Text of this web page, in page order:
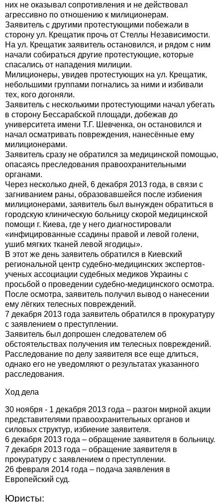
них не оказывал сопротивления и не действовал
агрессивно по отношению к милиционерам.
Заявитель с другими протестующими побежали в
сторону ул. Крещатик прочь от Стеллы Независимости.
На ул. Крещатик заявитель остановился, и рядом с ним
начали собираться другие протестующие, которые
спасались от нападения милиции.
Милиционеры, увидев протестующих на ул. Крещатик,
небольшими группами погнались за ними и избивали
тех, кого догоняли.
Заявитель с несколькими протестующими начал убегать
в сторону Бессарабской площади, добежав до
университета имени Т.Г. Шевченка, он остановился и
начал осматривать повреждения, нанесённые ему
милиционерами.
Заявитель сразу не обратился за медицинской помощью,
опасаясь преследования правоохранительными
органами.
Через несколько дней, 6 декабря 2013 года, в связи с
загниванием раны, образовавшейся после избиения
милиционерами, заявитель был вынужден обратиться в
городскую клиническую больницу скорой медицинской
помощи г. Киева, где у него диагностировали
«инфицированные ссадины правой и левой голени,
ушиб мягких тканей левой ягодицы».
В этот же день заявитель обратился в Киевский
региональной центр судебно-медицинских экспертов-
ученых ассоциации судебных медиков Украины с
просьбой о проведении судебно-медицинского осмотра.
После осмотра, заявитель получил вывод о нанесении
ему лёгких телесных повреждений.
7 декабря 2013 года заявитель обратился в прокуратуру
с заявлением о преступлении.
Заявитель был допрошен следователем об
обстоятельствах получения им телесных повреждений.
Расследование по делу заявителя все еще длиться,
однако его не уведомляют о результатах указанного
расследования.
Ход дела
30 ноября - 1 декабря 2013 года – разгон мирной акции
представителями правоохранительных органов и
силовых структур, избиение заявителя.
6 декабря 2013 года – обращение заявителя в больницу.
7 декабря 2013 года – обращение заявителя в
прокуратуру с заявлением о преступлении.
26 февраля 2014 года – подача заявления в
Европейский суд.
Юристы: